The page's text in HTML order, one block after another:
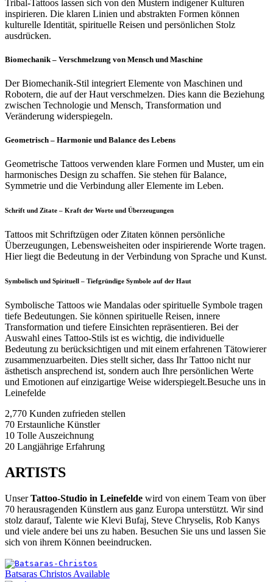
Tribal-Tattoos lassen sich von den Mustern indigener Kulturen
inspirieren. Die klaren Linien und abstrakten Formen können
kulturelle Identität, spirituelle Reisen und persönlichen Stolz
ausdrücken.
Biomechanik – Verschmelzung von Mensch und Maschine
Der Biomechanik-Stil integriert Elemente von Maschinen und
Robotern, die auf der Haut verschmelzen. Dies kann die Beziehung
zwischen Technologie und Mensch, Transformation und
Veränderung widerspiegeln.
Geometrisch – Harmonie und Balance des Lebens
Geometrische Tattoos verwenden klare Formen und Muster, um ein
harmonisches Design zu schaffen. Sie stehen für Balance,
Symmetrie und die Verbindung aller Elemente im Leben.
Schrift und Zitate – Kraft der Worte und Überzeugungen
Tattoos mit Schriftzügen oder Zitaten können persönliche
Überzeugungen, Lebensweisheiten oder inspirierende Worte tragen.
Hier liegt die Bedeutung in der Verbindung von Sprache und Kunst.
Symbolisch und Spirituell – Tiefgründige Symbole auf der Haut
Symbolische Tattoos wie Mandalas oder spirituelle Symbole tragen
tiefe Bedeutungen. Sie können spirituelle Reisen, innere
Transformation und tiefere Einsichten repräsentieren. Bei der
Auswahl eines Tattoo-Stils ist es wichtig, die individuelle
Bedeutung zu berücksichtigen und mit einem erfahrenen Tätowierer
zusammenzuarbeiten. Dies stellt sicher, dass Ihr Tattoo nicht nur
ästhetisch ansprechend ist, sondern auch Ihre persönlichen Werte
und Emotionen auf einzigartige Weise widerspiegelt.Besuche uns in
Leinefelde
2,770 Kunden zufrieden stellen
70 Erstaunliche Künstler
10 Tolle Auszeichnung
20 Langjährige Erfahrung
ARTISTS
UnserTattoo-Studio in Leinefelde wird von einem Team von über
70 herausragenden Künstlern aus ganz Europa unterstützt. Wir sind
stolz darauf, Talente wie Klevi Bufaj, Steve Chryselis, Rob Kanys
und viele andere bei uns zu haben. Besuchen Sie uns und lassen Sie
sich von ihrem Können beeindrucken.
Batsaras Christos Available